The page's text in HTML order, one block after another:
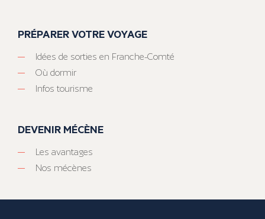
PRÉPARER VOTRE VOYAGE
Idées de sorties en Franche-Comté
Où dormir
Infos tourisme
DEVENIR MÉCÈNE
Les avantages
Nos mécènes